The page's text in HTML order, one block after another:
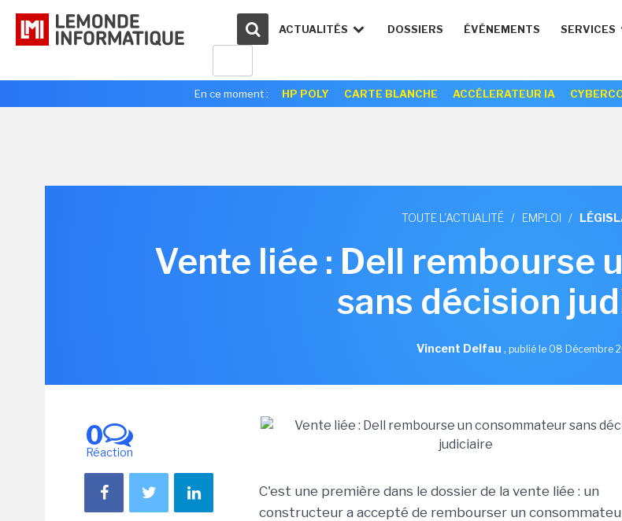
ACTUALITÉS DOSSIERS ÉVÉNEMENTS SERVICES
En ce moment : HP POLY CARTE BLANCHE ACCÉLERATEUR IA
TOUTE L'ACTUALITÉ / EMPLOI /
Vente liée : Dell rembourse
sans décision
Vincent Delfau , publié le 08 Décembre
0
Réaction
C'est une première dans le dossier de la vente liée : un
constructeur a accepté de rembourser un